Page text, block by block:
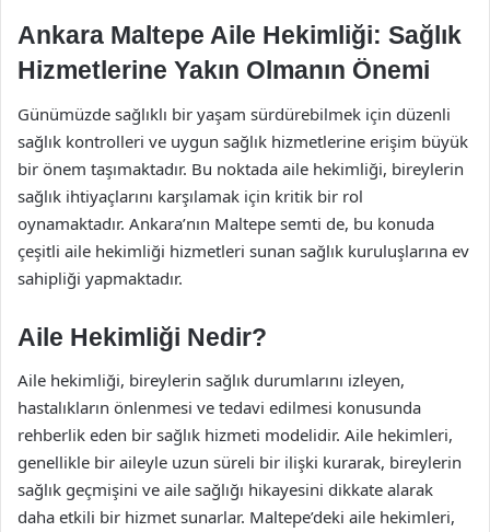
Ankara Maltepe Aile Hekimliği: Sağlık
Hizmetlerine Yakın Olmanın Önemi
Günümüzde sağlıklı bir yaşam sürdürebilmek için düzenli
sağlık kontrolleri ve uygun sağlık hizmetlerine erişim büyük
bir önem taşımaktadır. Bu noktada aile hekimliği, bireylerin
sağlık ihtiyaçlarını karşılamak için kritik bir rol
oynamaktadır. Ankara’nın Maltepe semti de, bu konuda
çeşitli aile hekimliği hizmetleri sunan sağlık kuruluşlarına ev
sahipliği yapmaktadır.
Aile Hekimliği Nedir?
Aile hekimliği, bireylerin sağlık durumlarını izleyen,
hastalıkların önlenmesi ve tedavi edilmesi konusunda
rehberlik eden bir sağlık hizmeti modelidir. Aile hekimleri,
genellikle bir aileyle uzun süreli bir ilişki kurarak, bireylerin
sağlık geçmişini ve aile sağlığı hikayesini dikkate alarak
daha etkili bir hizmet sunarlar. Maltepe’deki aile hekimleri,